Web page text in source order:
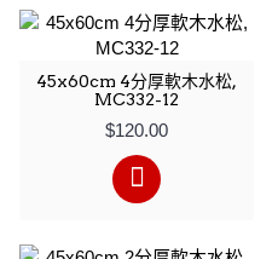
45x60cm 4分厚軟木水松,
MC332-12
$120.00